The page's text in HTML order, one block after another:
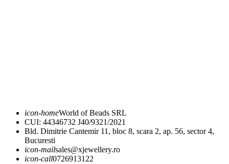
icon-homeWorld of Beads SRL
CUI: 44346732 J40/9321/2021
Bld. Dimitrie Cantemir 11, bloc 8, scara 2, ap. 56, sector 4,
Bucuresti
icon-mailsales@xjewellery.ro
icon-call0726913122